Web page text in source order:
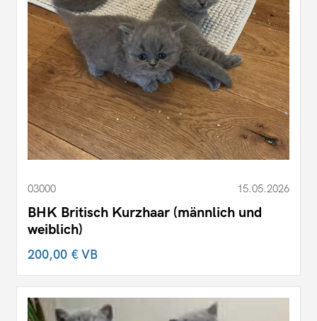
03000 15.05.2026
BHK Britisch Kurzhaar (männlich und
weiblich)
200,00 €VB